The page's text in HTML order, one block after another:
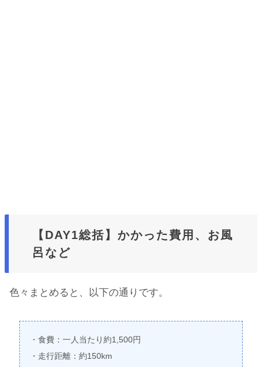
【DAY1総括】かかった費用、お風
呂など
色々まとめると、以下の通りです。
・食費：一人当たり約1,500円
・走行距離：約150km